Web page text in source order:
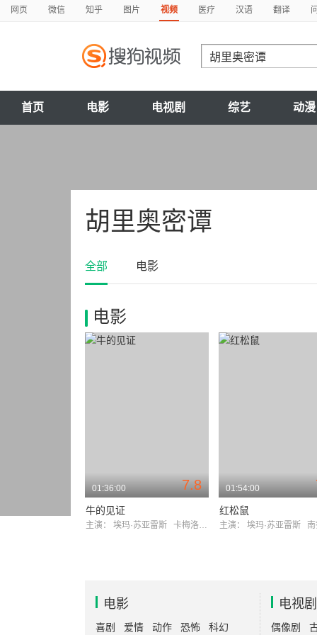
网页 微信 知乎 图片 视频 医疗 汉语 翻译
首页 电影 电视剧 综艺 动漫
胡里奥密谭
全部 电影
电影
7.8
01:36:00
牛的见证
主演： 埃玛·苏亚雷斯 卡梅洛·戈麦斯
01:54:00
红松鼠
主演： 埃玛·苏亚雷斯 南
电影
喜剧 爱情 动作 恐怖 科幻
电视剧
偶像剧